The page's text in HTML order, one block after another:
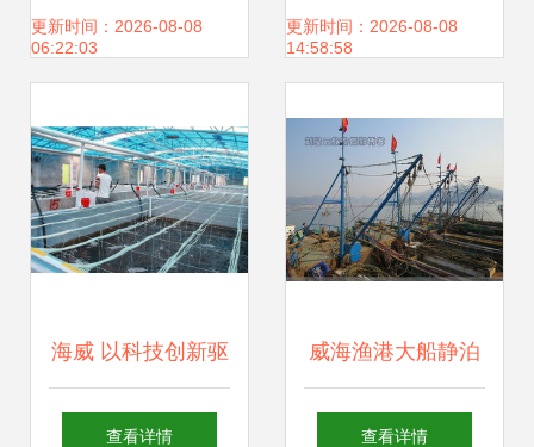
售迎结构性机遇与
更新时间：2026-08-08
06:22:03
易公告——深化饲
更新时间：2026-08-08
14:58:58
海威 以科技创新驱
动渔业种业振兴，
查看详情
威海渔港大船静泊
油贵鱼少，渔民生
查看详情